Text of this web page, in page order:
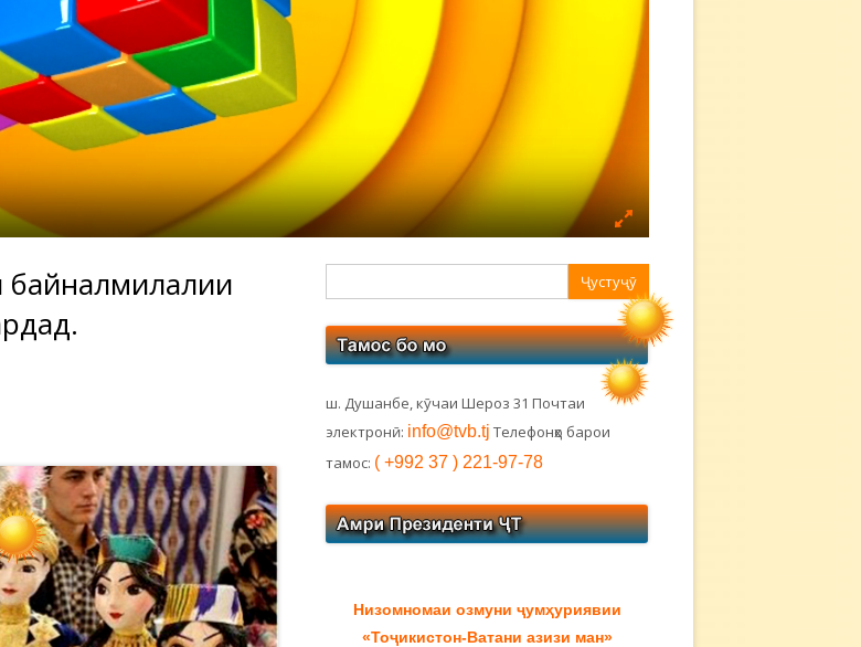
байналмилалии
боковая
ш. Душанбе, кӯчаи Шероз 31 Почтаи
электронӣ: info@tvb.tj Телефонҳо барои
тамос: ( +992 37 ) 221-97-78
Низомномаи озмуни ҷумҳуриявии
«Тоҷикистон-Ватани азизи ман»